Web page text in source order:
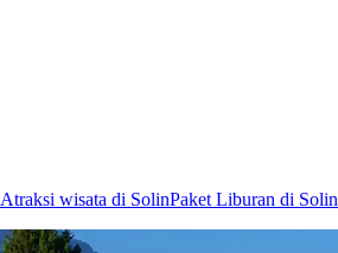
Atraksi wisata di SolinPaket Liburan di Solin